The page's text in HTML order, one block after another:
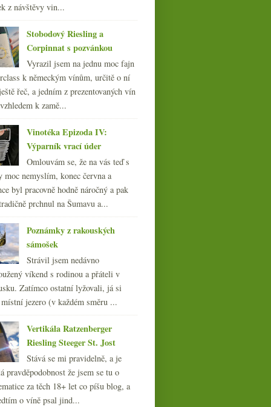
Pár dojmů z Frankovka
Geek Lounge
z návštěvy vin...
Stobodový Riesling a
Corpinnat s pozvánkou
Vyrazil jsem na jednu moc fajn
k německým vínům, určitě o ní
řeč, a jedním z prezentovaných vín
k zamě...
Vinotéka Epizoda IV:
Výparník vrací úder
Omlouvám se, že na vás teď s
moc nemyslím, konec června a
byl pracovně hodně náročný a pak
prchnul na Šumavu a...
Poznámky z rakouských
sámošek
Strávil jsem nedávno
víkend s rodinou a přáteli v
Zatímco ostatní lyžovali, já si
jezero (v každém směru ...
Vertikála Ratzenberger
Riesling Steeger St. Jost
Stává se mi pravidelně, a je
pravděpodobnost že jsem se tu o
za těch 18+ let co píšu blog, a
o víně psal jind...